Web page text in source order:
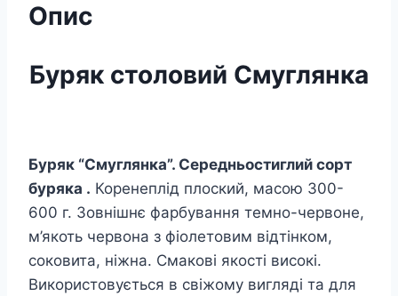
Опис
Буряк столовий Смуглянка
Буряк “Смуглянка”. Середньостиглий сорт
буряка . Коренеплід плоский, масою 300-
600 г. Зовнішнє фарбування темно-червоне,
м’якоть червона з фіолетовим відтінком,
соковита, ніжна. Смакові якості високі.
Використовується в свіжому вигляді та для